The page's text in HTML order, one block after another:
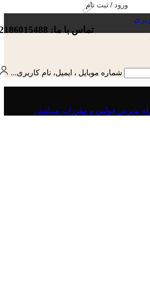
تماس با ما: 02186015488
ورود / ثبت نام
شماره موبایل ، ایمیل، نام کاربری...
پذیرش قوانین و مقررات میباشد .